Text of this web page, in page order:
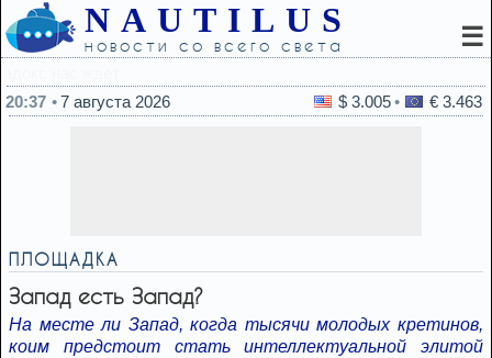
NAUTILUS
новости со всего света ☰
20:37
7 августа 2026 $ 3.005 € 3.463
ПЛОЩАДКА
Запад есть Запад?
На месте ли Запад, когда тысячи молодых кретинов,
коим предстоит стать интеллектуальной элитой